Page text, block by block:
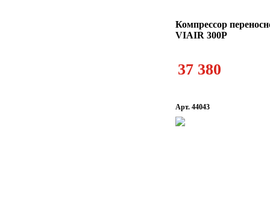
Компрессор
VIAIR 300P
37 380
Арт. 44043